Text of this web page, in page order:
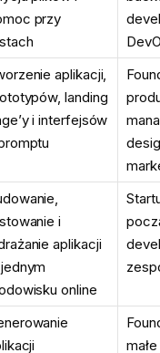
przy
aplikacji,
landing
i interfejsów
i
aplikacji
online